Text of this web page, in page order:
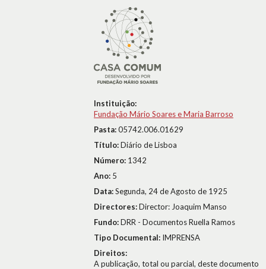
Instituição:
Fundação Mário Soares e Maria Barroso
Pasta:05742.006.01629
Título:Diário de Lisboa
Número: 1342
Ano: 5
Data:Segunda, 24 de Agosto de 1925
Directores:Director: Joaquim Manso
Fundo:DRR - Documentos Ruella Ramos
Tipo Documental: IMPRENSA
Direitos:
A publicação, total ou parcial, deste documento